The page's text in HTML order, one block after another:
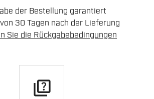
der Bestellung garantiert
30 Tagen nach der Lieferung
Sie die Rückgabebedingungen
quiz